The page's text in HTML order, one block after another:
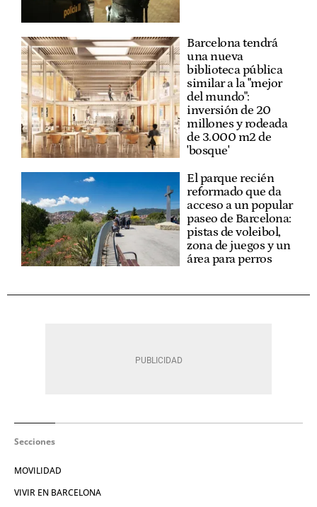
Barcelona tendrá
una nueva
biblioteca pública
similar a la "mejor
del mundo":
inversión de 20
millones y rodeada
de 3.000 m2 de
'bosque'
El parque recién
reformado que da
acceso a un popular
paseo de Barcelona:
pistas de voleibol,
zona de juegos y un
área para perros
Secciones
MOVILIDAD
VIVIR EN BARCELONA